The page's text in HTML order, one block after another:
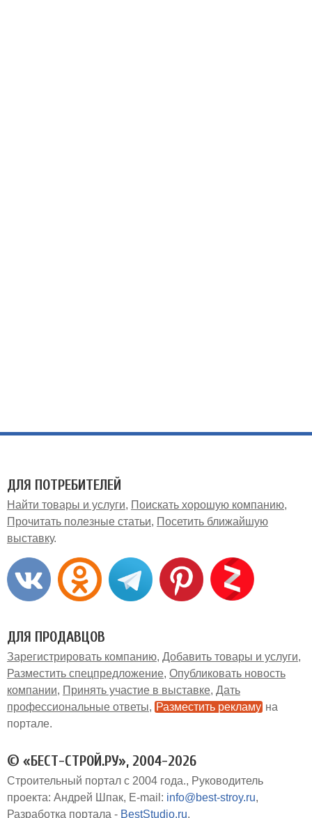
ДЛЯ ПОТРЕБИТЕЛЕЙ
Найти товары и услуги
Поискать хорошую компанию
Прочитать полезные статьи
Посетить ближайшую
выставку
ДЛЯ ПРОДАВЦОВ
Зарегистрировать компанию Добавить товары и услуги
Разместить спецпредложение Опубликовать новость
компании
Принять участие в выставке Дать
профессиональные ответы
Разместить рекламу на
портале
© «БЕСТ-СТРОЙ.РУ», 2004-2026
Строительный портал с 2004 года.
Руководитель
проекта: Андрей Шпак E-mail: info@best-stroy.ru
Разработка портала - BestStudio.ru